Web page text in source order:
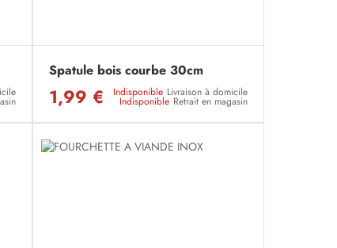
Spatule bois courbe 30cm
1,99 € Indisponible Livraison à domicile
Indisponible Retrait en magasin